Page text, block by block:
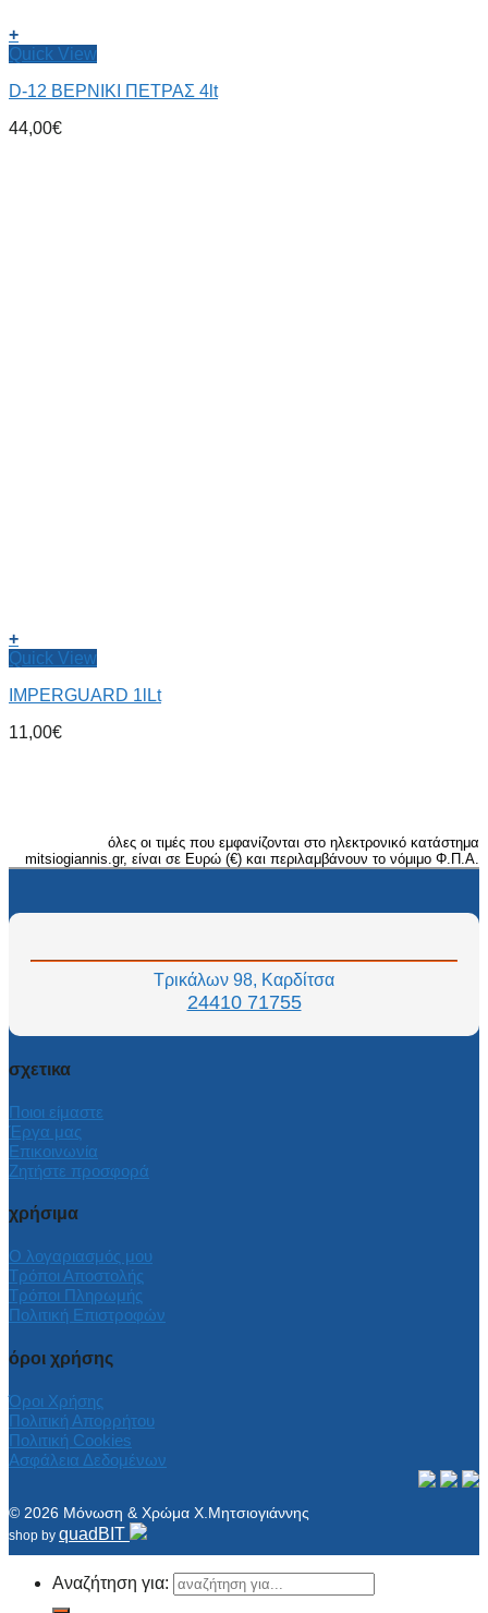
+
Quick View
D-12 ΒΕΡΝΙΚΙ ΠΕΤΡΑΣ 4lt
44,00€
+
Quick View
IMPERGUARD 1lLt
11,00€
όλες οι τιμές που εμφανίζονται στο ηλεκτρονικό κατάστημα
mitsiogiannis.gr, είναι σε Ευρώ (€) και περιλαμβάνουν το νόμιμο Φ.Π.Α.
Τρικάλων 98, Καρδίτσα
24410 71755
σχετικα
Ποιοι είμαστε
Έργα μας
Επικοινωνία
Ζητήστε προσφορά
χρήσιμα
Ο λογαριασμός μου
Τρόποι Αποστολής
Τρόποι Πληρωμής
Πολιτική Επιστροφών
όροι χρήσης
Όροι Χρήσης
Πολιτική Απορρήτου
Πολιτική Cookies
Ασφάλεια Δεδομένων
© 2026 Μόνωση & Χρώμα Χ.Μητσιογιάννης
shop by quadBIT
Αναζήτηση για: